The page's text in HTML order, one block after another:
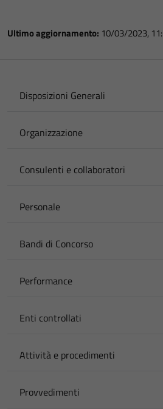
Ultimo aggiornamento: 10/03/2023,
Disposizioni Generali
Organizzazione
Consulenti e collaboratori
Personale
Bandi di Concorso
Performance
Enti controllati
Attività e procedimenti
Provvedimenti